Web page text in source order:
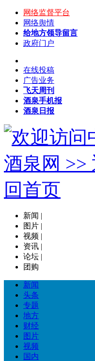
网络监督平台
网络舆情
给地方领导留言
政府门户
在线投稿
广告业务
飞天周刊
酒泉手机报
酒泉日报
新闻 |
图片 |
视频 |
资讯 |
论坛 |
团购
新闻
头条
专题
地方
财经
图片
视频
国内